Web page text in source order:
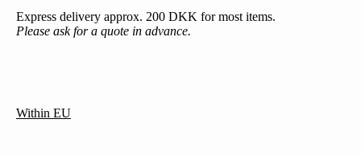
Express delivery approx. 200 DKK for most items.
Please ask for a quote in advance.
Within EU